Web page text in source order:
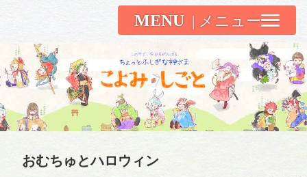
MENU
こよみしごと〔和原ハト〕
おむちゅとハロウィン